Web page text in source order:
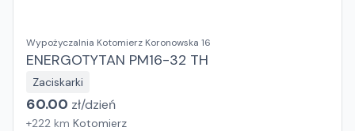
Wypożyczalnia Kotomierz Koronowska 16
ENERGOTYTAN PM16-32 TH
Zaciskarki
60.00 zł/dzień
+222 km Kotomierz